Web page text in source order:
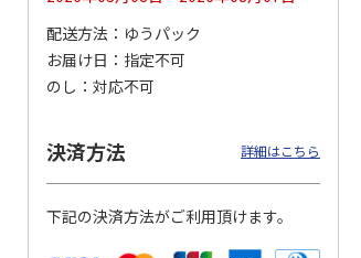
ペット線香 虹のか
なた フルーティフ
ローラルの香り
590円
(送料別・税込) (送料別・税込)
配送方法
ゆうパック
お届け日
指定不可
のし
対応不可
決済方法 詳細はこちら
下記の決済方法がご利用頂けます。